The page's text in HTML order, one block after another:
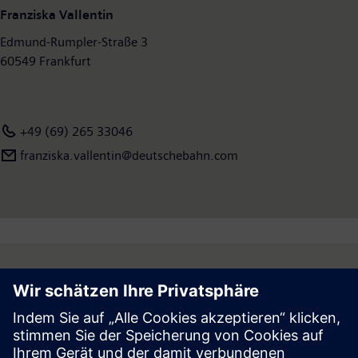
Franziska Vallentin
Edmund-Rumpler-Straße 3
60549 Frankfurt
+49 (69) 265 33046
franziska.vallentin@deutschebahn.com
Follow